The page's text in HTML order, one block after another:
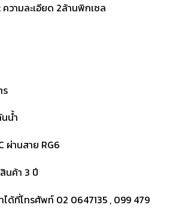
วามละเอียด 2ล้านพิกเซล
ร
น้ำ
ผ่านสาย RG6
นค้า 3 ปี
ด้ที่โทรศัพท์ 02 0647135 , 099 479